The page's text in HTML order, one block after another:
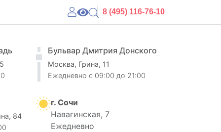
8 (495) 116-76-10
Бульвар Дмитрия Донского
Москва, Грина, 11
Ежедневно c 09:00 до 21:00
84
г. Сочи
Навагинская, 7
Ежедневно